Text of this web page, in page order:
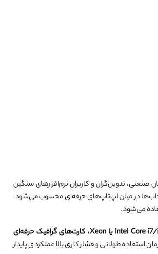
صنعتی، تدوین‌گران و کاربران نرم‌افزارهای سنگین
در میان لپ‌تاپ‌های حرفه‌ای محسوب می‌شود.
پردازنده‌های رده‌بالای Intel Core i7/i9 یا Xeon، کارت‌های گرافیک حرفه‌ای
طولانی و فشار کاری بالا عملکردی پایدار